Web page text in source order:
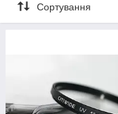
Сортування